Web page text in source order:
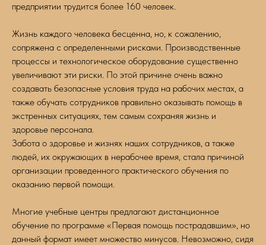
предприятии трудится более 160 человек.
Жизнь каждого человека бесценна, но, к сожалению,
сопряжена с определенными рисками. Производственные
процессы и технологическое оборудование существенно
увеличивают эти риски. По этой причине очень важно
создавать безопасные условия труда на рабочих местах, а
также обучать сотрудников правильно оказывать помощь в
экстренных ситуациях, тем самым сохраняя жизнь и
здоровье персонала.
Забота о здоровье и жизнях наших сотрудников, а также
людей, их окружающих в нерабочее время, стала причиной
организации проведенного практического обучения по
оказанию первой помощи.
Многие учебные центры предлагают дистанционное
обучение по программе «Первая помощь пострадавшим», но
данный формат имеет множество минусов. Невозможно, сидя